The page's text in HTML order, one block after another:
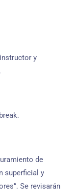
y
de
superficial y
Se revisarán